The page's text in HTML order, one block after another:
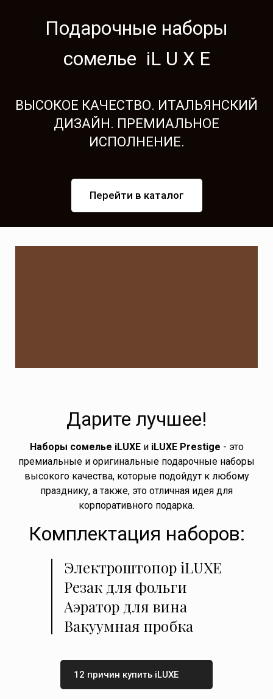
Подарочные наборы
сомелье iL U X E
ВЫСОКОЕ КАЧЕСТВО. ИТАЛЬЯНСКИЙ
ДИЗАЙН. ПРЕМИАЛЬНОЕ
ИСПОЛНЕНИЕ.
Перейти в каталог
Дарите лучшее!
Наборы сомелье iLUXEи iLUXE Prestige - это
премиальные и оригинальные подарочные наборы
высокого качества, которые подойдут к любому
празднику, а также, это отличная идея для
корпоративного подарка.
Комплектация наборов:
Электроштопор iLUXE
Резак для фольги
Аэратор для вина
Вакуумная пробка
12 причин купить iLUXE